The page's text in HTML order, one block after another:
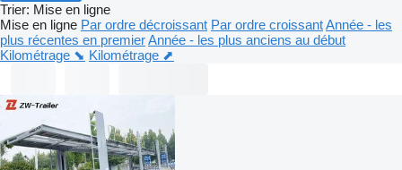
Trier: Mise en ligne
Mise en ligne Par ordre décroissant Par ordre croissantAnnée - les
plus récentes en premierAnnée - les plus anciens au début
Kilométrage ⬊ Kilométrage ⬈